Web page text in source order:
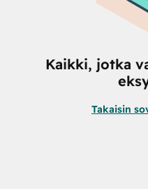
Kaikki, jotka
Takaisin